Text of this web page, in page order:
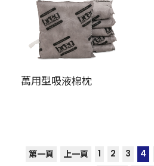
萬用型吸液棉枕
第一頁 上一頁 1 2 3 4